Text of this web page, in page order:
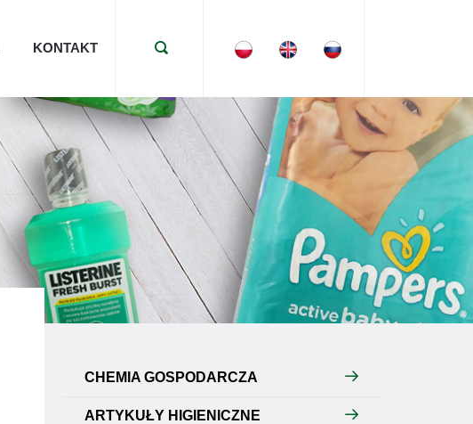
KONTAKT
CHEMIA GOSPODARCZA
ARTYKUŁY HIGIENICZNE